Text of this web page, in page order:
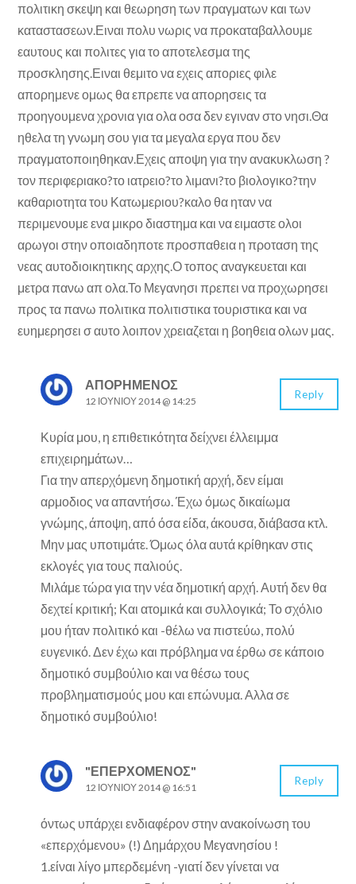
πολιτικη σκεψη και θεωρηση των πραγματων και των
καταστασεων.Ειναι πολυ νωρις να προκαταβαλλουμε
εαυτους και πολιτες για το αποτελεσμα της
προσκλησης.Ειναι θεμιτο να εχεις αποριες φιλε
απορημενε ομως θα επρεπε να απορησεις τα
προηγουμενα χρονια για ολα οσα δεν εγιναν στο νησι.Θα
ηθελα τη γνωμη σου για τα μεγαλα εργα που δεν
πραγματοποιηθηκαν.Εχεις αποψη για την ανακυκλωση ?
τον περιφεριακο?το ιατρειο?το λιμανι?το βιολογικο?την
καθαριοτητα του Κατωμεριου?καλο θα ηταν να
περιμενουμε ενα μικρο διαστημα και να ειμαστε ολοι
αρωγοι στην οποιαδηποτε προσπαθεια η προταση της
νεας αυτοδιοικητικης αρχης.Ο τοπος αναγκευεται και
μετρα πανω απ ολα.Το Μεγανησι πρεπει να προχωρησει
προς τα πανω πολιτικα πολιτιστικα τουριστικα και να
ευημερησει σ αυτο λοιπον χρειαζεται η βοηθεια ολων μας.
ΑΠΟΡΗΜΕΝΟΣ
12 ΙΟΥΝΊΟΥ 2014 @ 14:25
Κυρία μου, η επιθετικότητα δείχνει έλλειμμα
επιχειρημάτων…
Για την απερχόμενη δημοτική αρχή, δεν είμαι
αρμοδιος να απαντήσω. Έχω όμως δικαίωμα
γνώμης, άποψη, από όσα είδα, άκουσα, διάβασα κτλ.
Μην μας υποτιμάτε. Όμως όλα αυτά κρίθηκαν στις
εκλογές για τους παλιούς.
Μιλάμε τώρα για την νέα δημοτική αρχή. Αυτή δεν θα
δεχτεί κριτική; Και ατομικά και συλλογικά; Το σχόλιο
μου ήταν πολιτικό και -θέλω να πιστεύω, πολύ
ευγενικό. Δεν έχω και πρόβλημα να έρθω σε κάποιο
δημοτικό συμβούλιο και να θέσω τους
προβληματισμούς μου και επώνυμα. Αλλα σε
δημοτικό συμβούλιο!
Reply
"ΕΠΕΡΧΌΜΕΝΟΣ"
12 ΙΟΥΝΊΟΥ 2014 @ 16:51
όντως υπάρχει ενδιαφέρον στην ανακοίνωση του
«επερχόμενου» (!) Δημάρχου Μεγανησίου !
1.είναι λίγο μπερδεμένη -γιατί δεν γίνεται να
Reply